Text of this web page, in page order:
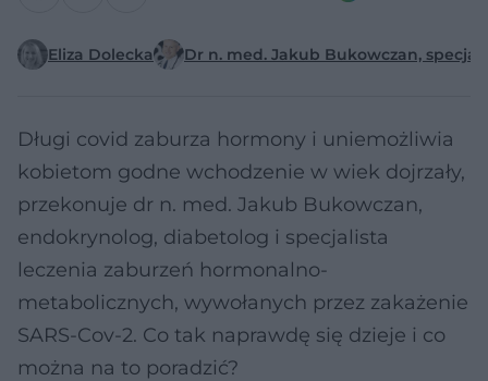
Eliza Dolecka Dr n. med. Jakub Bukowczan,
Długi covid zaburza hormony i uniemożliwia
kobietom godne wchodzenie w wiek dojrzały,
przekonuje dr n. med. Jakub Bukowczan,
endokrynolog, diabetolog i specjalista
leczenia zaburzeń hormonalno-
metabolicznych, wywołanych przez zakażenie
SARS-Cov-2. Co tak naprawdę się dzieje i co
można na to poradzić?